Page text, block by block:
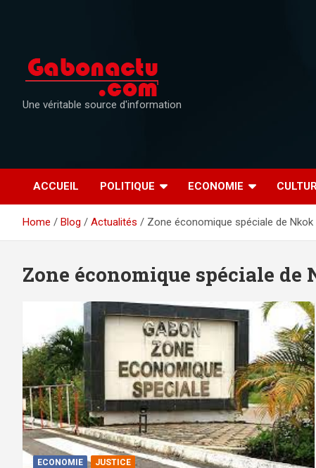
Une véritable source d'information
ACCUEIL POLITIQUE ECONOMIE
Home Blog Actualités Zone économique spéciale de Nkok
Zone économique spéciale de
ECONOMIE JUSTICE